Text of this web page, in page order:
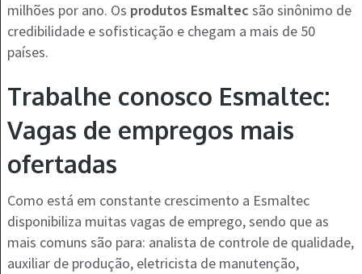
milhões por ano. Os produtos Esmaltec são sinônimo de
credibilidade e sofisticação e chegam a mais de 50
países.
Trabalhe conosco Esmaltec:
Vagas de empregos mais
ofertadas
Como está em constante crescimento a Esmaltec
disponibiliza muitas vagas de emprego, sendo que as
mais comuns são para: analista de controle de qualidade,
auxiliar de produção, eletricista de manutenção,